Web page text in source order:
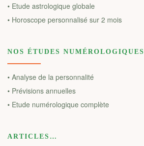
• Etude astrologique globale
• Horoscope personnalisé sur 2 mois
NOS ÉTUDES NUMÉROLOGIQUES
• Analyse de la personnalité
• Prévisions annuelles
• Etude numérologique complète
ARTICLES…